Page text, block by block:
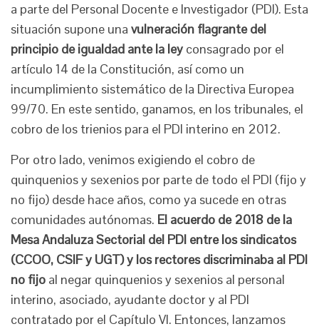
a parte del Personal Docente e Investigador (PDI). Esta
situación supone una vulneración flagrante del
principio de igualdad ante la ley consagrado por el
artículo 14 de la Constitución, así como un
incumplimiento sistemático de la Directiva Europea
99/70. En este sentido, ganamos, en los tribunales, el
cobro de los trienios para el PDI interino en 2012.
Por otro lado, venimos exigiendo el cobro de
quinquenios y sexenios por parte de todo el PDI (fijo y
no fijo) desde hace años, como ya sucede en otras
comunidades autónomas. El acuerdo de 2018 de la
Mesa Andaluza Sectorial del PDI entre los sindicatos
(CCOO, CSIF y UGT) y los rectores discriminaba al PDI
no fijo al negar quinquenios y sexenios al personal
interino, asociado, ayudante doctor y al PDI
contratado por el Capítulo VI. Entonces, lanzamos